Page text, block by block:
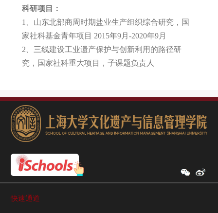
科研项目：
1、山东北部商周时期盐业生产组织综合研究，国
家社科基金青年项目 2015年9月-2020年9月
2、三线建设工业遗产保护与创新利用的路径研
究，国家社科重大项目，子课题负责人
快速通道